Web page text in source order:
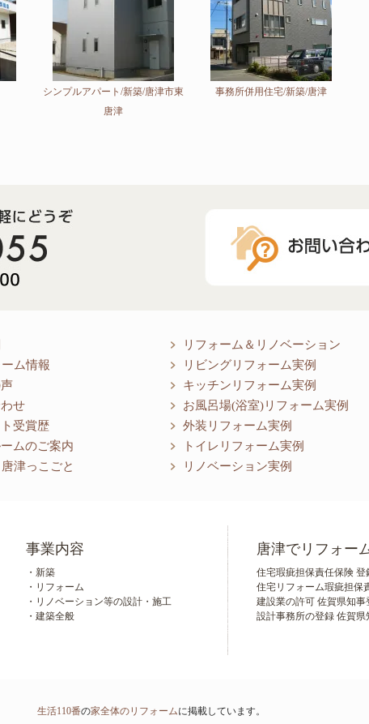
シンプルアパート/新築/唐津市東
唐津
事務所併用住宅/新築/唐津
ーム情報
せ
受賞歴
ムのご案内
津っこごと
リフォーム＆リノベーション
リビングリフォーム実例
キッチンリフォーム実例
お風呂場(浴室)リフォーム実例
外装リフォーム実例
トイレリフォーム実例
リノベーション実例
事業内容
・新築
・リフォーム
・リノベーション等の設計・施工
・建築全般
唐津でリフォー
住宅瑕疵担保責任保険 登
住宅リフォーム瑕疵担保
建設業の許可 佐賀県知事
設計事務所の登録 佐賀
生活110番の家全体のリフォームに掲載しています。